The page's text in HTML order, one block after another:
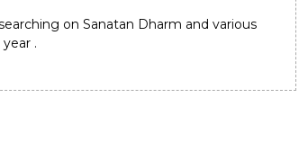
on Sanatan Dharm and various
.